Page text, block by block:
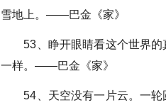
雪地上。——巴金《家》
53、睁开眼睛看这个世界的
一样。——巴金《家》
54、天空没有一片云。一轮